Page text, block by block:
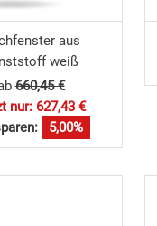
aus
weiß
660,45 €
nur: 627,43 €
5,00%